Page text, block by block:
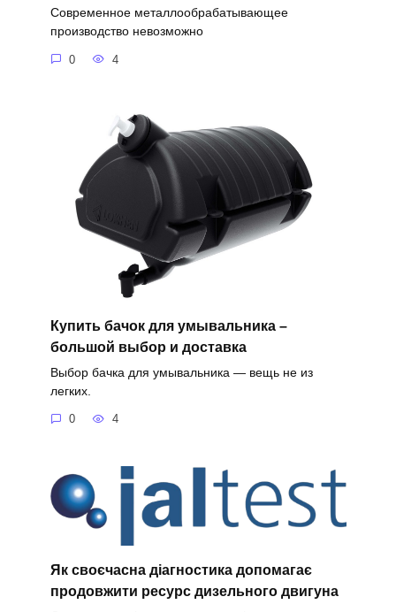
Современное металлообрабатывающее
производство невозможно
0 4
Купить бачок для умывальника –
большой выбор и доставка
Выбор бачка для умывальника — вещь не из
легких.
0 4
Як своєчасна діагностика допомагає
продовжити ресурс дизельного двигуна